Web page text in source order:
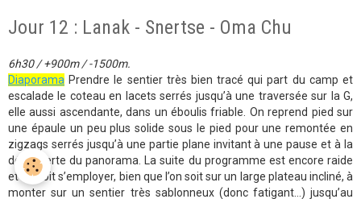
Jour 12 : Lanak - Snertse - Oma Chu
6h30 / +900m / -1500m.
Diaporama Prendre le sentier très bien tracé qui part du camp et
escalade le coteau en lacets serrés jusqu’à une traversée sur la G,
elle aussi ascendante, dans un éboulis friable. On reprend pied sur
une épaule un peu plus solide sous le pied pour une remontée en
zigzags serrés jusqu’à une partie plane invitant à une pause et à la
découverte du panorama. La suite du programme est encore raide
et on doit s’employer, bien que l’on soit sur un large plateau incliné, à
monter sur un sentier très sablonneux (donc fatigant…) jusqu’au